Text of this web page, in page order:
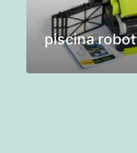
piscina robot